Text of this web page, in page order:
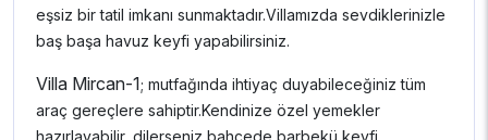
eşsiz bir tatil imkanı sunmaktadır.Villamızda sevdiklerinizle
baş başa havuz keyfi yapabilirsiniz.
Villa Mircan-1; mutfağında ihtiyaç duyabileceğiniz tüm
araç gereçlere sahiptir.Kendinize özel yemekler
hazırlayabilir, dilerseniz bahçede barbekü keyfi